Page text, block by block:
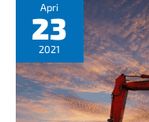
valuta­
zio­
aziend­
a­
li
esorbi­
Apri
23
2021